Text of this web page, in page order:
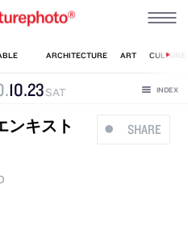
.10.23 SAT
SHARE
ンキスト